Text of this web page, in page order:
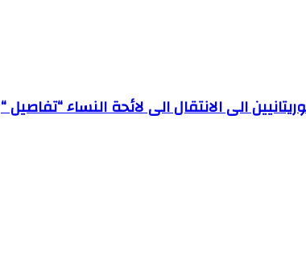
الى الانتقال الى لائحة النساء “تفاصيل “